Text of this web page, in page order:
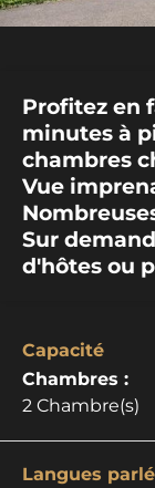
Profitez en
minutes à
chambres
Vue
Sur
d'hôtes ou
Capacité
Chambres :
2 Chambre(s)
Langues